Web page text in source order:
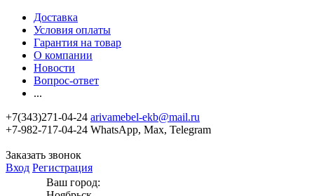
Доставка
Условия оплаты
Гарантия на товар
О компании
Новости
Вопрос-ответ
...
+7(343)271-04-24 arivamebel-ekb@mail.ru
+7-982-717-04-24 WhatsApp, Max, Telegram
Заказать звонок
Вход Регистрация
Ваш город: